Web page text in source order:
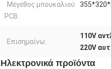
Μέγεθος μπουκαλιού
PCB:
Επισημαίνω:
110V
220V
Ηλεκτρονικά προϊόντα